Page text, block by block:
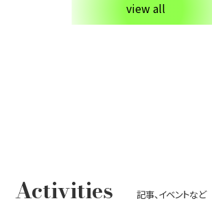
view all
Activities 記事、イベントなど